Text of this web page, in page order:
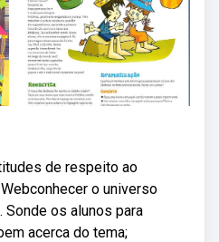
de respeito ao
o universo
os alunos para
acerca do tema;